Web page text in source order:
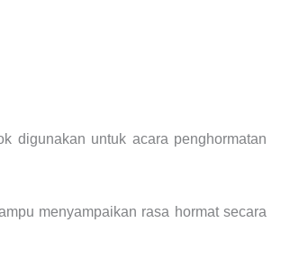
digunakan untuk acara penghormatan
menyampaikan rasa hormat secara